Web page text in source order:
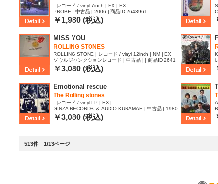
| レコード / vinyl 7inch | EX | EX
PROBE | 中古品 | 2006 | 商品ID:2643961
￥1,980 (税込)
MISS YOU
ROLLING STONES
ROLLING STONE | レコード / vinyl 12inch | NM | EX
ソウルジャンクションレコード | 中古品 | | 商品ID:2641
510
￥3,080 (税込)
Emotional rescue
The Rolling stones
| レコード / vinyl LP | EX | -
GINZA RECORDS ＆ AUDIO KURAMAE | 中古品 | 1980
| 商品ID:2639751
￥3,080 (税込)
513件 1/13ページ